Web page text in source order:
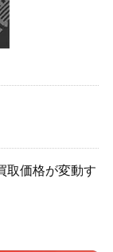
取価格が変動す